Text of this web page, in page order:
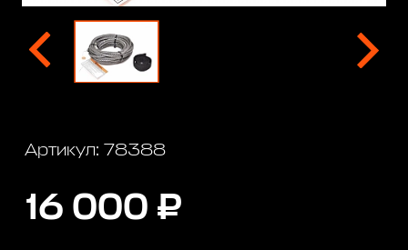
Артикул: 78388
16 000 ₽